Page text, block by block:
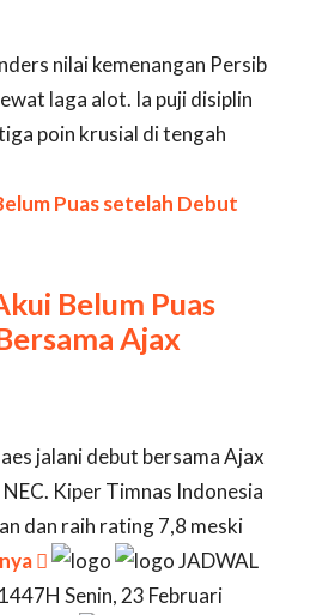
nilai kemenangan Persib
laga alot. Ia puji disiplin
poin krusial di tengah
Belum Puas
Ajax
jalani debut bersama Ajax
Kiper Timnas Indonesia
dan raih rating 7,8 meski

JADWAL
Senin, 23 Februari